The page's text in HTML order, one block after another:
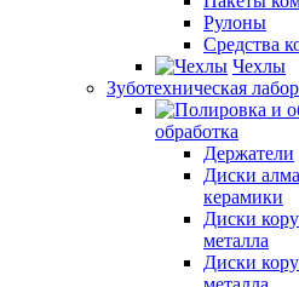
Рулоны
Средства
Чехлы
Зуботехническая
обработка
Держатели
Диски
керамики
Диски
металла
Диски